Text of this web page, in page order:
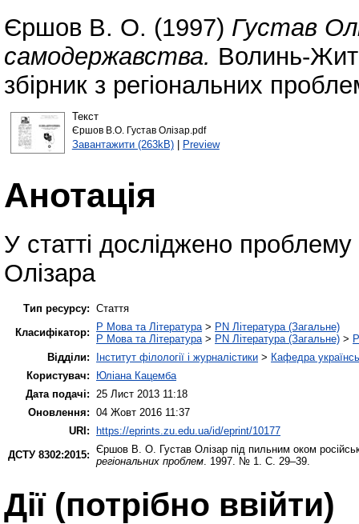
Єршов В. О. (1997) Густав
самодержавства. Волинь-
збірник з регіональних
Текст
Єршов В.О. Густав Олізар.pdf
Завантажити (263kB)| Preview
Анотація
У статті досліджено
Олізара
Тип ресурсу: Стаття
Класифікатор:
P Мова та Література > PN Література (Загальне)
P Мова та Література > PN Література (Загальне) >
Відділи:
Інститут філології і журналістики > Кафедра
Користувач:
Юліана Кацемба
Дата подачі:
25 Лист 2013 11:18
Оновлення: 04 Жовт 2016 11:37
URI: https://eprints.zu.edu.ua/id/eprint/10177
ДСТУ 8302:2015: Єршов В. О. Густав Олізар під пильним оком
регіональних проблем . 1997. № 1. С. 29–39.
Дії ​​(потрібно ввійти)